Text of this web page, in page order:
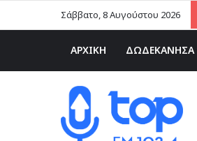
Σάββατο, 8 Αυγούστου 2026
ΑΡΧΙΚΗ ΔΩΔΕΚΑΝΗΣΑ